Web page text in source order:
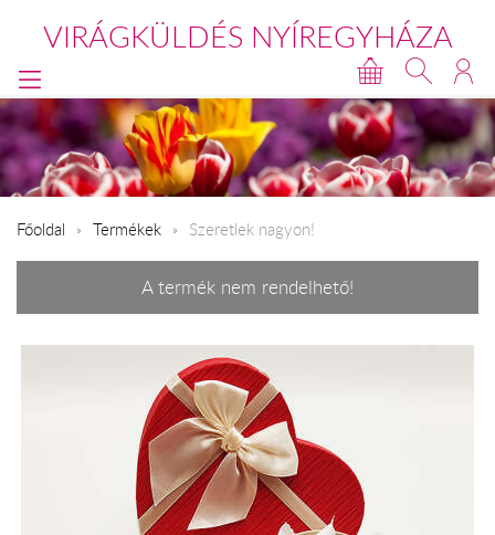
VIRÁGKÜLDÉS NYÍREGYHÁZA
Főoldal Termékek Szeretlek nagyon!
A termék nem rendelhető!